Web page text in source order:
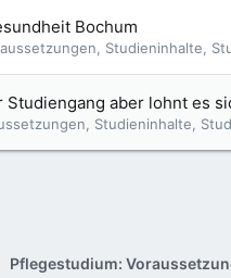
Bochum
Studieninhalte,
aber lohnt es
Studieninhalte,